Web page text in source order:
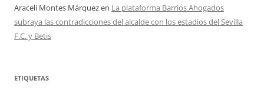
Araceli Montes Márquezen La plataforma Barrios Ahogados
subraya las contradicciones del alcalde con los estadios del Sevilla
F.C. y Betis
ETIQUETAS